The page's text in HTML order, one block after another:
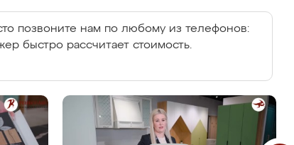
позвоните нам по любому из телефонов:
быстро рассчитает стоимость.